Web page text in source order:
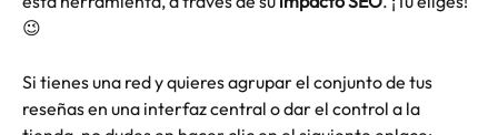
😉
Si tienes una red y quieres agrupar el conjunto de tus
reseñas en una interfaz central o dar el control a la